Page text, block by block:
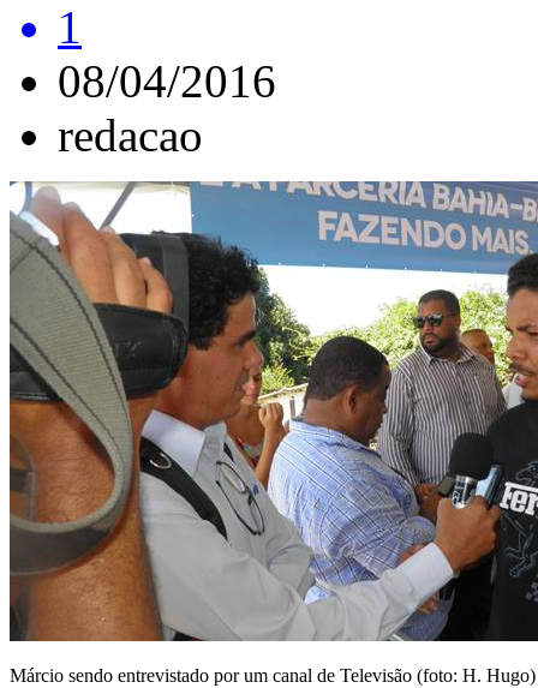
1
08/04/2016
redacao
Márcio sendo entrevistado por um canal de Televisão (foto: H. Hugo)